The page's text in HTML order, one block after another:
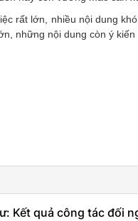
rất lớn, nhiều nội dung
những nội dung còn ý
Kết quả công tác đối